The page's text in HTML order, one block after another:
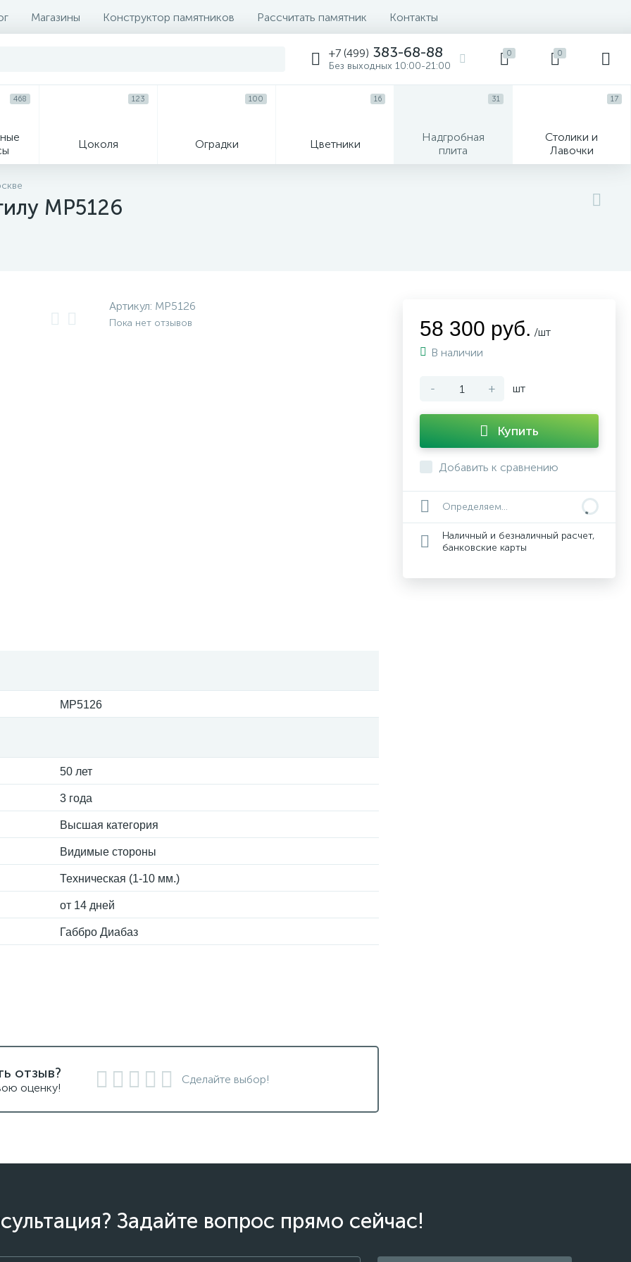
Магазины Конструктор памятников Рассчитать памятник Контакты
+7 (499) 383-68-88
Без выходных 10:00-21:00
0 0
468
Цоколя
123
Оградки
100
Цветники
16
Надгробная
плита
31
Столики и
Лавочки
17
кресты
MP5126
Артикул: MP5126
Пока нет отзывов
MP5126
50 лет
3 года
Высшая категория
Видимые стороны
Техническая (1-10 мм.)
от 14 дней
Габбро Диабаз
58 300 руб. /шт
В наличии
- + шт
Купить
Добавить к сравнению
Определяем...
Наличный и безналичный расчет,
банковские карты
отзыв?
оценку!
Сделайте выбор!
Задайте вопрос прямо сейчас!